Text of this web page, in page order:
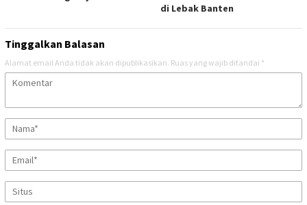
di Lebak Banten
Tinggalkan Balasan
Alamat email Anda tidak akan dipublikasikan. Ruas yang wajib ditandai *